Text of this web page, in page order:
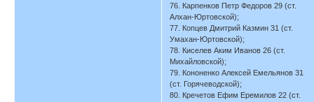
76. Карпенков Петр Федоров 29 (ст.
Алхан-Юртовской);
77. Копцев Дмитрий Казмин 31 (ст.
Умахан-Юртовской);
78. Киселев Аким Иванов 26 (ст.
Михайловской);
79. Кононенко Алексей Емельянов 31
(ст. Горячеводской);
80. Кречетов Ефим Еремилов 22 (ст.